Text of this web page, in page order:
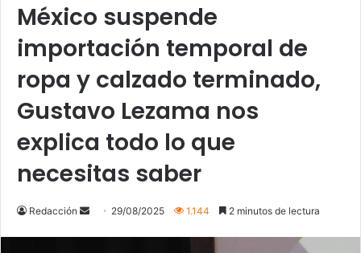
México suspende
importación temporal de
ropa y calzado terminado,
Gustavo Lezama nos
explica todo lo que
necesitas saber
Redacción
Send 29/08/2025 1.144 2 minutos de lectura